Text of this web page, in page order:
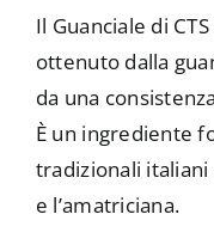
Il Guanciale di
ottenuto dalla
da una
È un ingrediente
tradizionali italiani
e l’amatriciana.